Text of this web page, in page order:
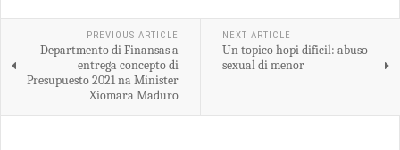
PREVIOUS ARTICLE
Departmento di Finansas a
entrega concepto di
Presupuesto 2021 na Minister
Xiomara Maduro
NEXT ARTICLE
Un topico hopi dificil: abuso
sexual di menor